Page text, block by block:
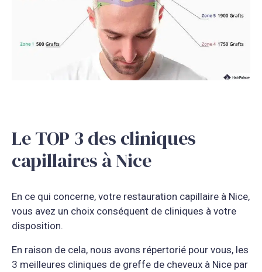
Le TOP 3 des cliniques
capillaires à Nice
En ce qui concerne, votre restauration capillaire à Nice,
vous avez un choix conséquent de cliniques à votre
disposition.
En raison de cela, nous avons répertorié pour vous, les
3 meilleures cliniques de greffe de cheveux à Nice par